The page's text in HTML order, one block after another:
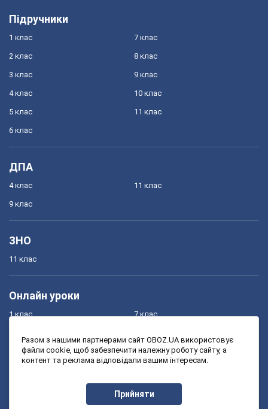
Підручники
1 клас
2 клас
3 клас
4 клас
5 клас
6 клас
7 клас
8 клас
9 клас
10 клас
11 клас
ДПА
4 клас
9 клас
11 клас
ЗНО
11 клас
Онлайн уроки
1 клас
3 клас
7 клас
9 клас
Разом з нашими партнерами сайт OBOZ.UA використовує
файли cookie, щоб забезпечити належну роботу сайту, а
контент та реклама відповідали вашим інтересам.
Прийняти